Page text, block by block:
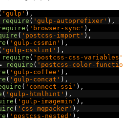
'gulp' ),
require ( 'gulp-autoprefixer' ),
( 'browser-sync' ),
( 'postcss-import' ),
( 'gulp-cssmin' ),
'gulp-csslint' ),
require ( 'postcss-css-variables'
require ( 'postcss-color-
( 'gulp-coffee' ),
( 'gulp-concat' ),
( 'connect-ssi' ),
( 'gulp-htmlhint' ),
( 'gulp-imagemin' ),
( 'css-mqpacker' ),
( 'postcss-nested' ),